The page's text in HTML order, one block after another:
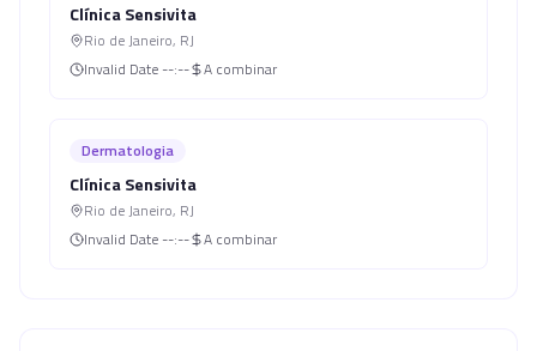
Clínica Sensivita
Rio de Janeiro, RJ
Invalid Date --:-- A combinar
Dermatologia
Clínica Sensivita
Rio de Janeiro, RJ
Invalid Date --:-- A combinar